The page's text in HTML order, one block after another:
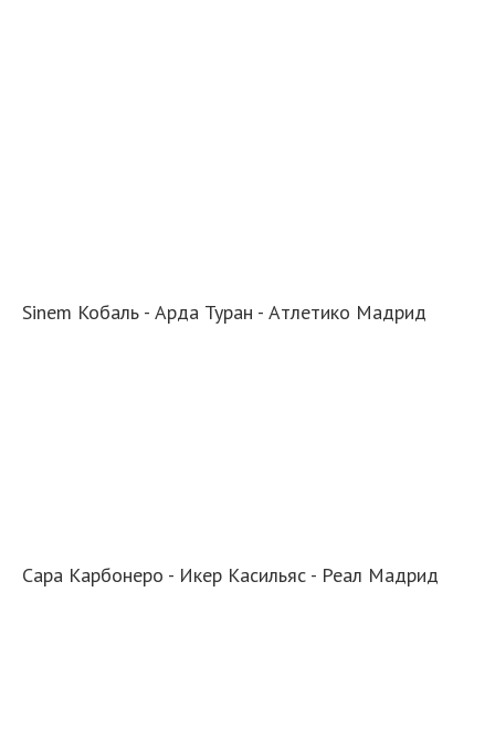
Sinem Кобаль - Арда Туран - Атлетико Мадрид
Сара Карбонеро - Икер Касильяс - Реал Мадрид